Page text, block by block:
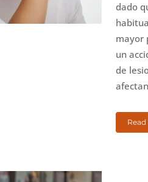
dado
mayor
un
de